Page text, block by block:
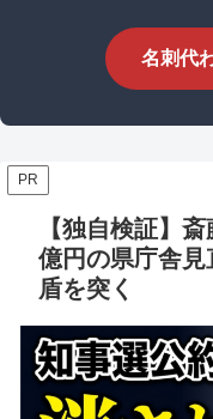
名刺代
PR
【独自検証】
億円の県庁舎
盾を突く